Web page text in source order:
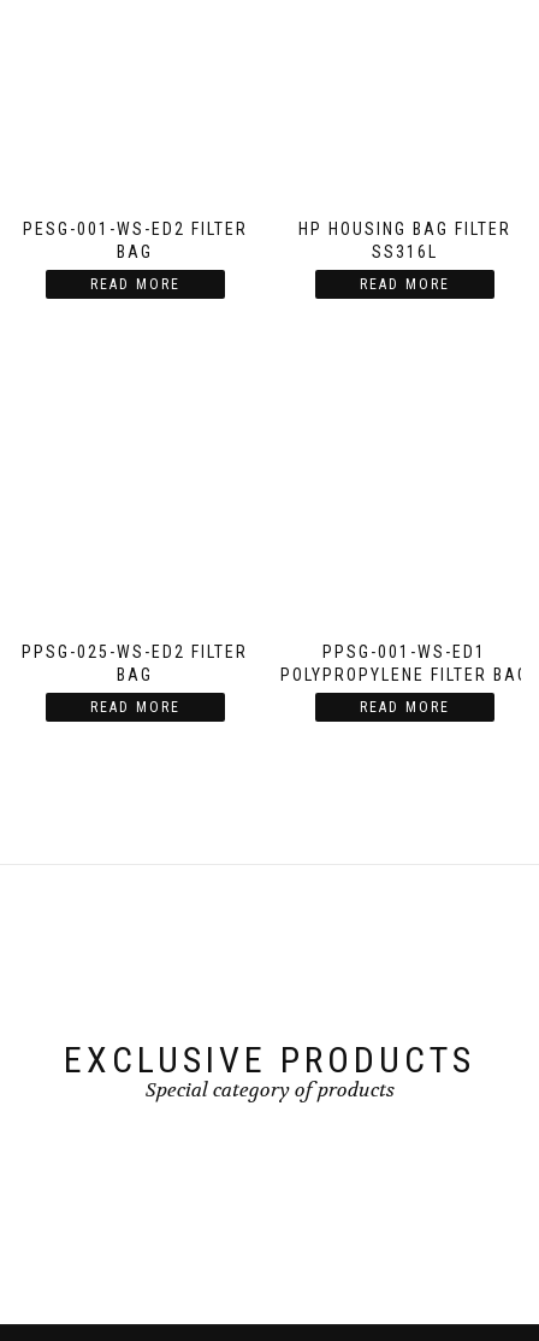
PESG-001-WS-ED2 FILTER
BAG
READ MORE
HP HOUSING BAG FILTER
SS316L
READ MORE
PPSG-025-WS-ED2 FILTER
BAG
READ MORE
PPSG-001-WS-ED1
POLYPROPYLENE FILTER BAG
READ MORE
EXCLUSIVE PRODUCTS
Special category of products